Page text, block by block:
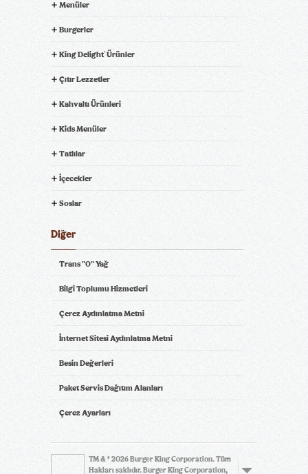
Menüler
Burgerler
King Delight® Ürünler
Çıtır Lezzetler
Kahvaltı Ürünleri
Kids Menüler
Tatlılar
İçecekler
Soslar
Diğer
Trans "0" Yağ
Bilgi Toplumu Hizmetleri
Çerez Aydınlatma Metni
İnternet Sitesi Aydınlatma Metni
Besin Değerleri
Paket Servis Dağıtım Alanları
Çerez Ayarları
TM & © 2026 Burger King Corporation. Tüm
Hakları saklıdır. Burger King Corporation,